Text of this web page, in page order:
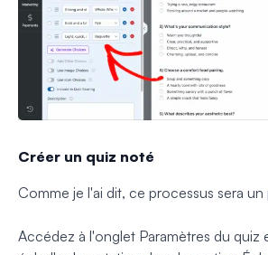
Créer un quiz noté
Comme je l'ai dit, ce processus sera
Accédez à l'onglet Paramètres du